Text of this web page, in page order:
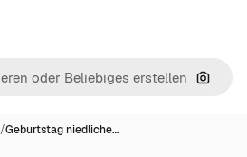
Nach
/Geburtstag niedliche…